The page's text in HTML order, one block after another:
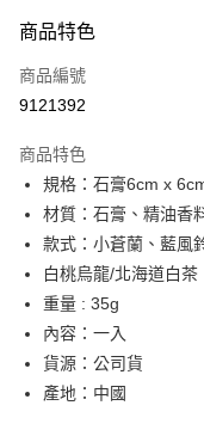
信用卡一次付款
信用卡分期付款
合作金庫商業銀行
華南商業銀行
上海商業儲蓄銀行
國泰世華商業銀行
臺灣中小企業銀行
匯豐（台灣）商業銀行
聯邦商業銀行
元大商業銀行
玉山商業銀行
台新國際商業銀行
超商取貨付款
LINE Pay
Apple Pay
街口支付
AFTEE先享後付
商品特色
商品編號
9121392
商品特色
規格：石膏6cm x
材質：石膏、精油香
款式：小蒼蘭、藍風
白桃烏龍/北海道白茶
重量 : 35g
內容：一入
貨源：公司貨
產地：中國